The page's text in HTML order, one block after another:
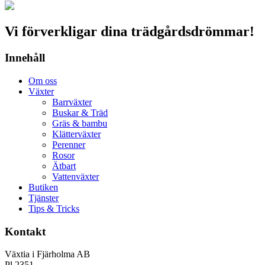
Vi förverkligar dina trädgårdsdrömmar!
Innehåll
Om oss
Växter
Barrväxter
Buskar & Träd
Gräs & bambu
Klätterväxter
Perenner
Rosor
Ätbart
Vattenväxter
Butiken
Tjänster
Tips & Tricks
Kontakt
Växtia i Fjärholma AB